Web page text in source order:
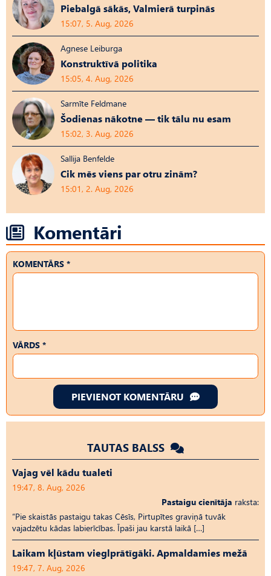
Piebalgā sākās, Valmierā turpinās
15:07, 5. Aug, 2026
Agnese Leiburga
Konstruktīvā politika
15:05, 4. Aug, 2026
Sarmīte Feldmane
Šodienas nākotne — tik tālu nu esam
15:02, 3. Aug, 2026
Sallija Benfelde
Cik mēs viens par otru zinām?
15:01, 2. Aug, 2026
Komentāri
KOMENTĀRS *
VĀRDS *
PIEVIENOT KOMENTĀRU
TAUTAS BALSS
Vajag vēl kādu tualeti
19:47, 8. Aug, 2026
Pastaigu cienītāja raksta:
“Pie skaistās pastaigu takas Cēsīs, Pirtupītes graviņā tuvāk
vajadzētu kādas labierīcības. Īpaši jau karstā laikā […]
Laikam kļūstam vieglprātīgāki. Apmaldamies mežā
19:47, 7. Aug, 2026